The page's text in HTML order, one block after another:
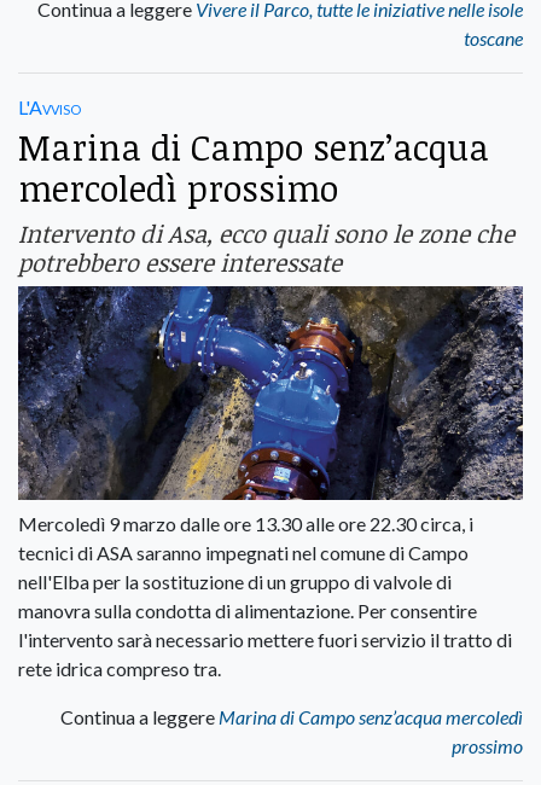
Continua a leggere Vivere il Parco, tutte le iniziative nelle isole
toscane
L'Avviso
Marina di Campo senz’acqua
mercoledì prossimo
Intervento di Asa, ecco quali sono le zone che
potrebbero essere interessate
Mercoledì 9 marzo dalle ore 13.30 alle ore 22.30 circa, i
tecnici di ASA saranno impegnati nel comune di Campo
nell'Elba per la sostituzione di un gruppo di valvole di
manovra sulla condotta di alimentazione. Per consentire
l'intervento sarà necessario mettere fuori servizio il tratto di
rete idrica compreso tra.
Continua a leggere Marina di Campo senz’acqua mercoledì
prossimo